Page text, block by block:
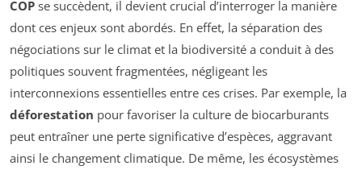
COP se succèdent, il devient crucial d’interroger la manière
dont ces enjeux sont abordés. En effet, la séparation des
négociations sur le climat et la biodiversité a conduit à des
politiques souvent fragmentées, négligeant les
interconnexions essentielles entre ces crises. Par exemple, la
déforestation pour favoriser la culture de biocarburants
peut entraîner une perte significative d’espèces, aggravant
ainsi le changement climatique. De même, les écosystèmes